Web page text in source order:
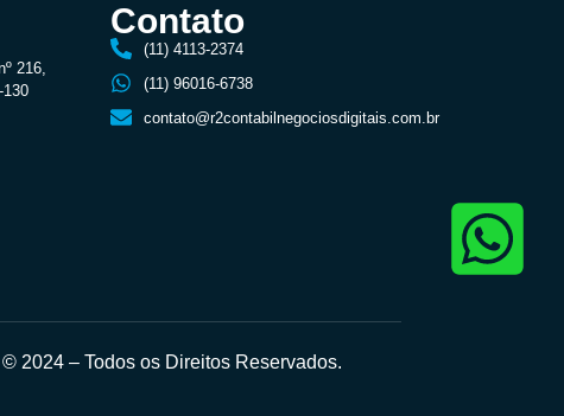
216,
Contato
(11) 4113-2374
(11) 96016-6738
contato@r2contabilnegociosdigitais.com.br
2024 – Todos os Direitos Reservados.